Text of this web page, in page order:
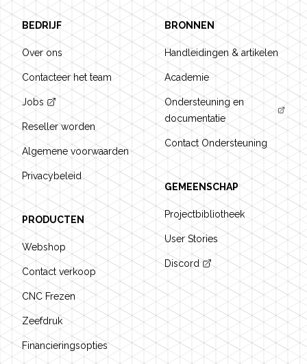
BEDRIJF
Over ons
Contacteer het team
Jobs
Reseller worden
Algemene voorwaarden
Privacybeleid
PRODUCTEN
Webshop
Contact verkoop
CNC Frezen
Zeefdruk
Financieringsopties
BRONNEN
Handleidingen & artikelen
Academie
Ondersteuning en
documentatie
Contact Ondersteuning
GEMEENSCHAP
Projectbibliotheek
User Stories
Discord